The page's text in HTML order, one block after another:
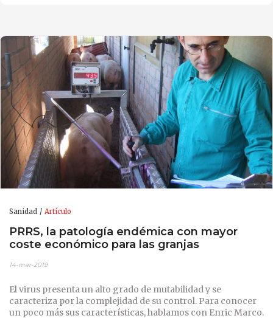
Sanidad Artículo
PRRS, la patología endémica con mayor
coste económico para las granjas
14-mar-2019
El virus presenta un alto grado de mutabilidad y se
caracteriza por la complejidad de su control. Para conocer
un poco más sus características, hablamos con Enric Marco.